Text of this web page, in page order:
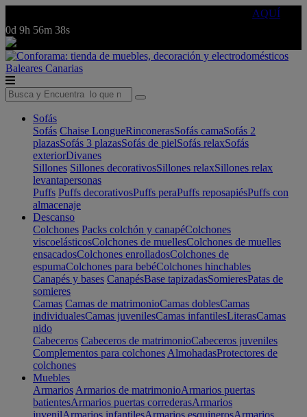
AQUÍ
0d 9h 56m 38s
Baleares Canarias
Sofás
Sofás Chaise LongueRinconerasSofás camaSofás 2
plazasSofás 3 plazasSofás de pielSofás relaxSofás
exteriorDivanes
Sillones Sillones decorativosSillones relaxSillones relax
levantapersonas
Puffs Puffs decorativosPuffs peraPuffs reposapiésPuffs con
almacenaje
Descanso
Colchones Packs colchón y canapéColchones
viscoelásticosColchones de muellesColchones de muelles
ensacadosColchones enrolladosColchones de
espumaColchones para bebéColchones hinchables
Canapés y bases CanapésBase tapizadasSomieresPatas de
somieres
Camas Camas de matrimonioCamas doblesCamas
individualesCamas juvenilesCamas infantilesLiterasCamas
nido
Cabeceros Cabeceros de matrimonioCabeceros juveniles
Complementos para colchones AlmohadasProtectores de
colchones
Muebles
Armarios Armarios de matrimonioArmarios puertas
batientesArmarios puertas correderasArmarios
juvenilArmarios infantilesArmarios esquinerosArmarios